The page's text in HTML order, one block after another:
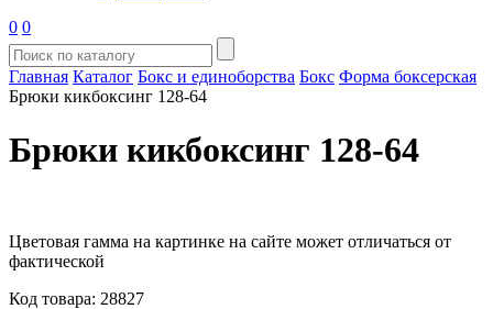
0 0
Главная Каталог Бокс и единоборства Бокс Форма боксерская
Брюки кикбоксинг 128-64
Брюки кикбоксинг 128-64
Цветовая гамма на картинке на сайте может отличаться от
фактической
Код товара: 28827